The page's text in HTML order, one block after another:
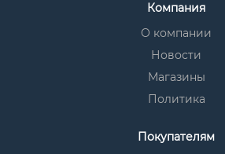
Компания
О компании
Новости
Магазины
Политика
Покупателям